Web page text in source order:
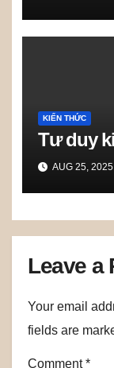
KIẾN THỨC
Tư duy
AUG 25, 2025
Leave a
Your email
fields are
Comment*